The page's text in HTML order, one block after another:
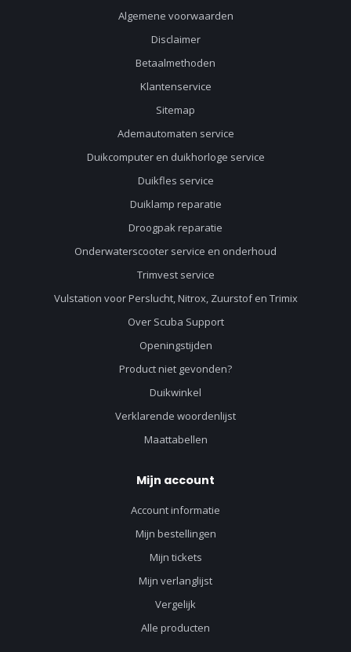
Algemene voorwaarden
Disclaimer
Betaalmethoden
Klantenservice
Sitemap
Ademautomaten service
Duikcomputer en duikhorloge service
Duikfles service
Duiklamp reparatie
Droogpak reparatie
Onderwaterscooter service en onderhoud
Trimvest service
Vulstation voor Perslucht, Nitrox, Zuurstof en Trimix
Over Scuba Support
Openingstijden
Product niet gevonden?
Duikwinkel
Verklarende woordenlijst
Maattabellen
Mijn account
Account informatie
Mijn bestellingen
Mijn tickets
Mijn verlanglijst
Vergelijk
Alle producten